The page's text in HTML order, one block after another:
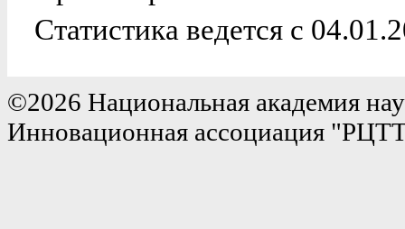
Статистика ведется с
©2026 Национальная академия
Инновационная ассоциация